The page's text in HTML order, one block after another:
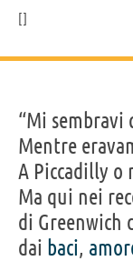
“Mi sembravi
Mentre
A Piccadilly o
Ma qui nei
di Greenwich
dai baci,